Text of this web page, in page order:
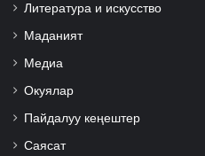
Литература и искусство
Маданият
Медиа
Окуялар
Пайдалуу кеңештер
Саясат